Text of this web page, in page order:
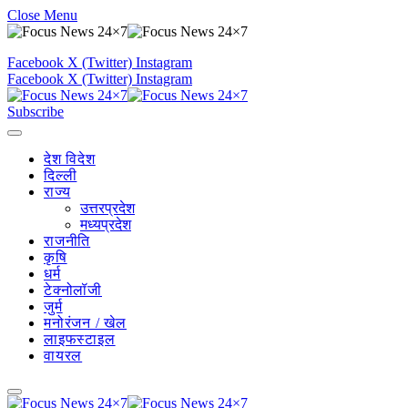
Close Menu
Facebook X (Twitter) Instagram
Facebook X (Twitter) Instagram
Subscribe
देश विदेश
दिल्ली
राज्य
उत्तरप्रदेश
मध्यप्रदेश
राजनीति
कृषि
धर्म
टेक्नोलॉजी
जुर्म
मनोरंजन / खेल
लाइफस्टाइल
वायरल